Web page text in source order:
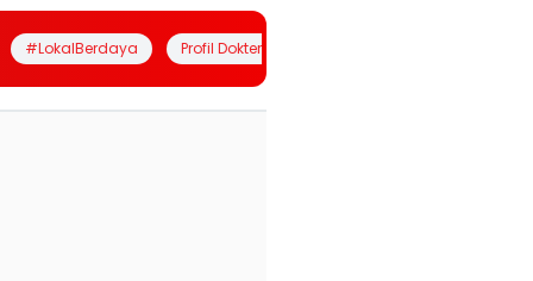
#LokalBerdaya Profil Dokter